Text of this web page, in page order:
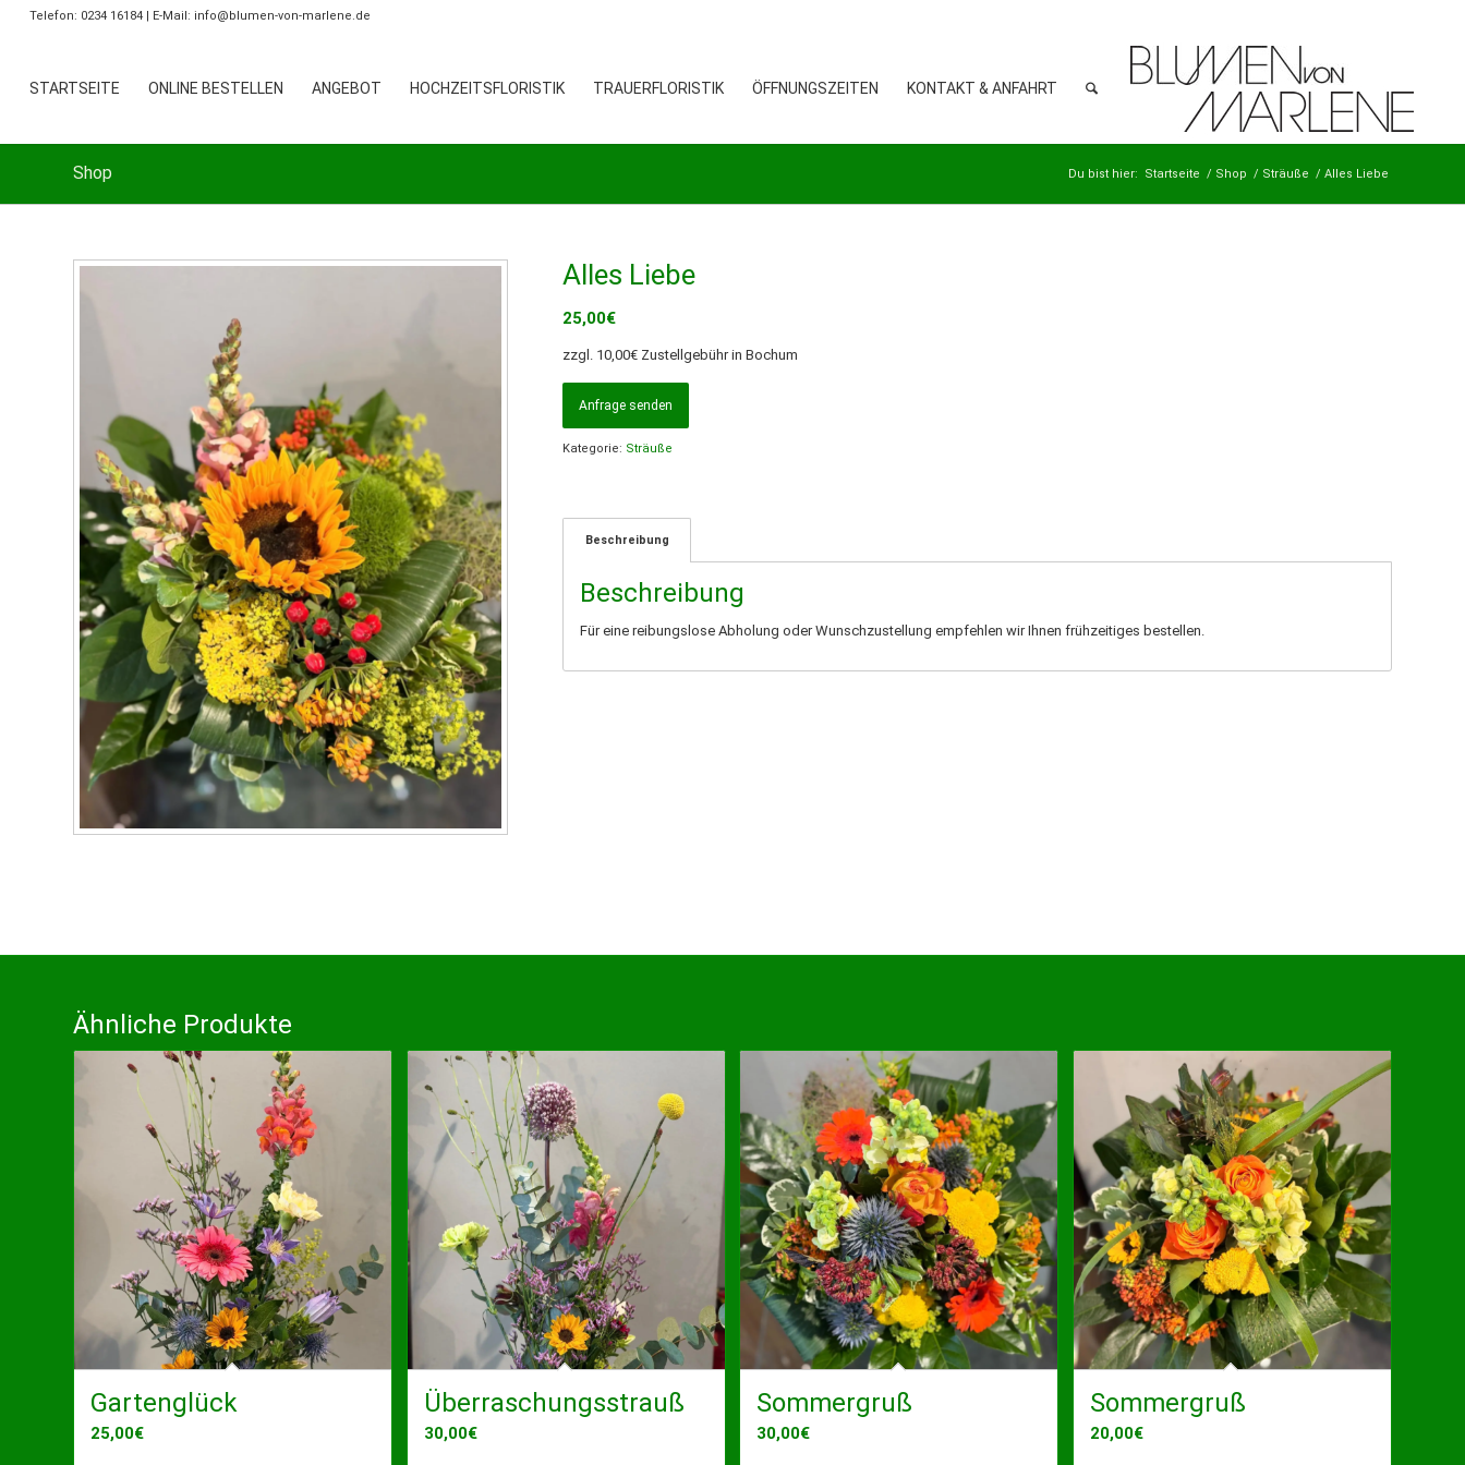
Telefon: 0234 16184 | E-Mail: info@blumen-von-marlene.de
STARTSEITE ONLINE BESTELLEN ANGEBOT HOCHZEITSFLORISTIK TRAUERFLORISTIK ÖFFNUNGSZEITEN KONTAKT & ANFAHRT
Shop Du bist hier: Startseite / Shop / Sträuße / Alles Liebe
Alles Liebe
25,00€
zzgl. 10,00€ Zustellgebühr in Bochum
Anfrage senden
Kategorie: Sträuße
Beschreibung
Beschreibung
Für eine reibungslose Abholung oder Wunschzustellung empfehlen wir Ihnen frühzeitiges bestellen.
Ähnliche Produkte
Gartenglück
25,00€
Überraschungsstrauß
30,00€
Sommergruß
30,00€
Sommergruß
20,00€